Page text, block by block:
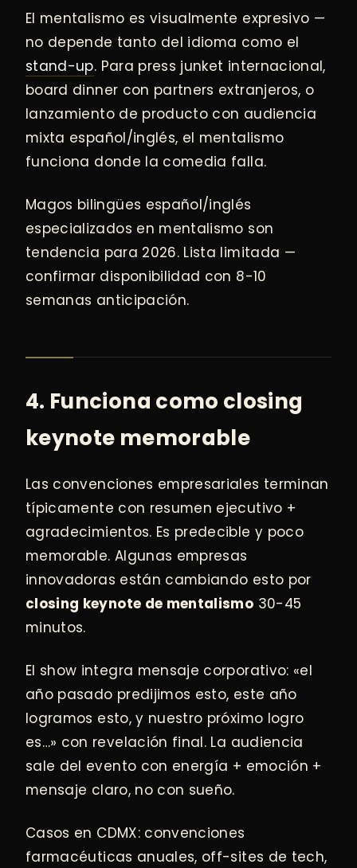
El mentalismo es visualmente expresivo —
no depende tanto del idioma como el
stand-up. Para press junket internacional,
board dinner con partners extranjeros, o
lanzamiento de producto con audiencia
mixta español/inglés, el mentalismo
funciona donde la comedia falla.
Magos bilingües español/inglés
especializados en mentalismo son
tendencia para 2026. Lista limitada —
confirmar disponibilidad con 8-10
semanas anticipación.
4. Funciona como closing
keynote memorable
Las convenciones empresariales terminan
típicamente con resumen ejecutivo +
agradecimientos. Es predecible y poco
memorable. Algunas empresas
innovadoras están cambiando esto por
closing keynote de mentalismo 30-45
minutos.
El show integra mensaje corporativo: «el
año pasado predijimos esto, este año
logramos esto, y nuestro próximo logro
es…» con revelación final. La audiencia
sale del evento con energía + emoción +
mensaje claro, no con sueño.
Casos en CDMX: convenciones
farmacéuticas anuales, off-sites de tech,